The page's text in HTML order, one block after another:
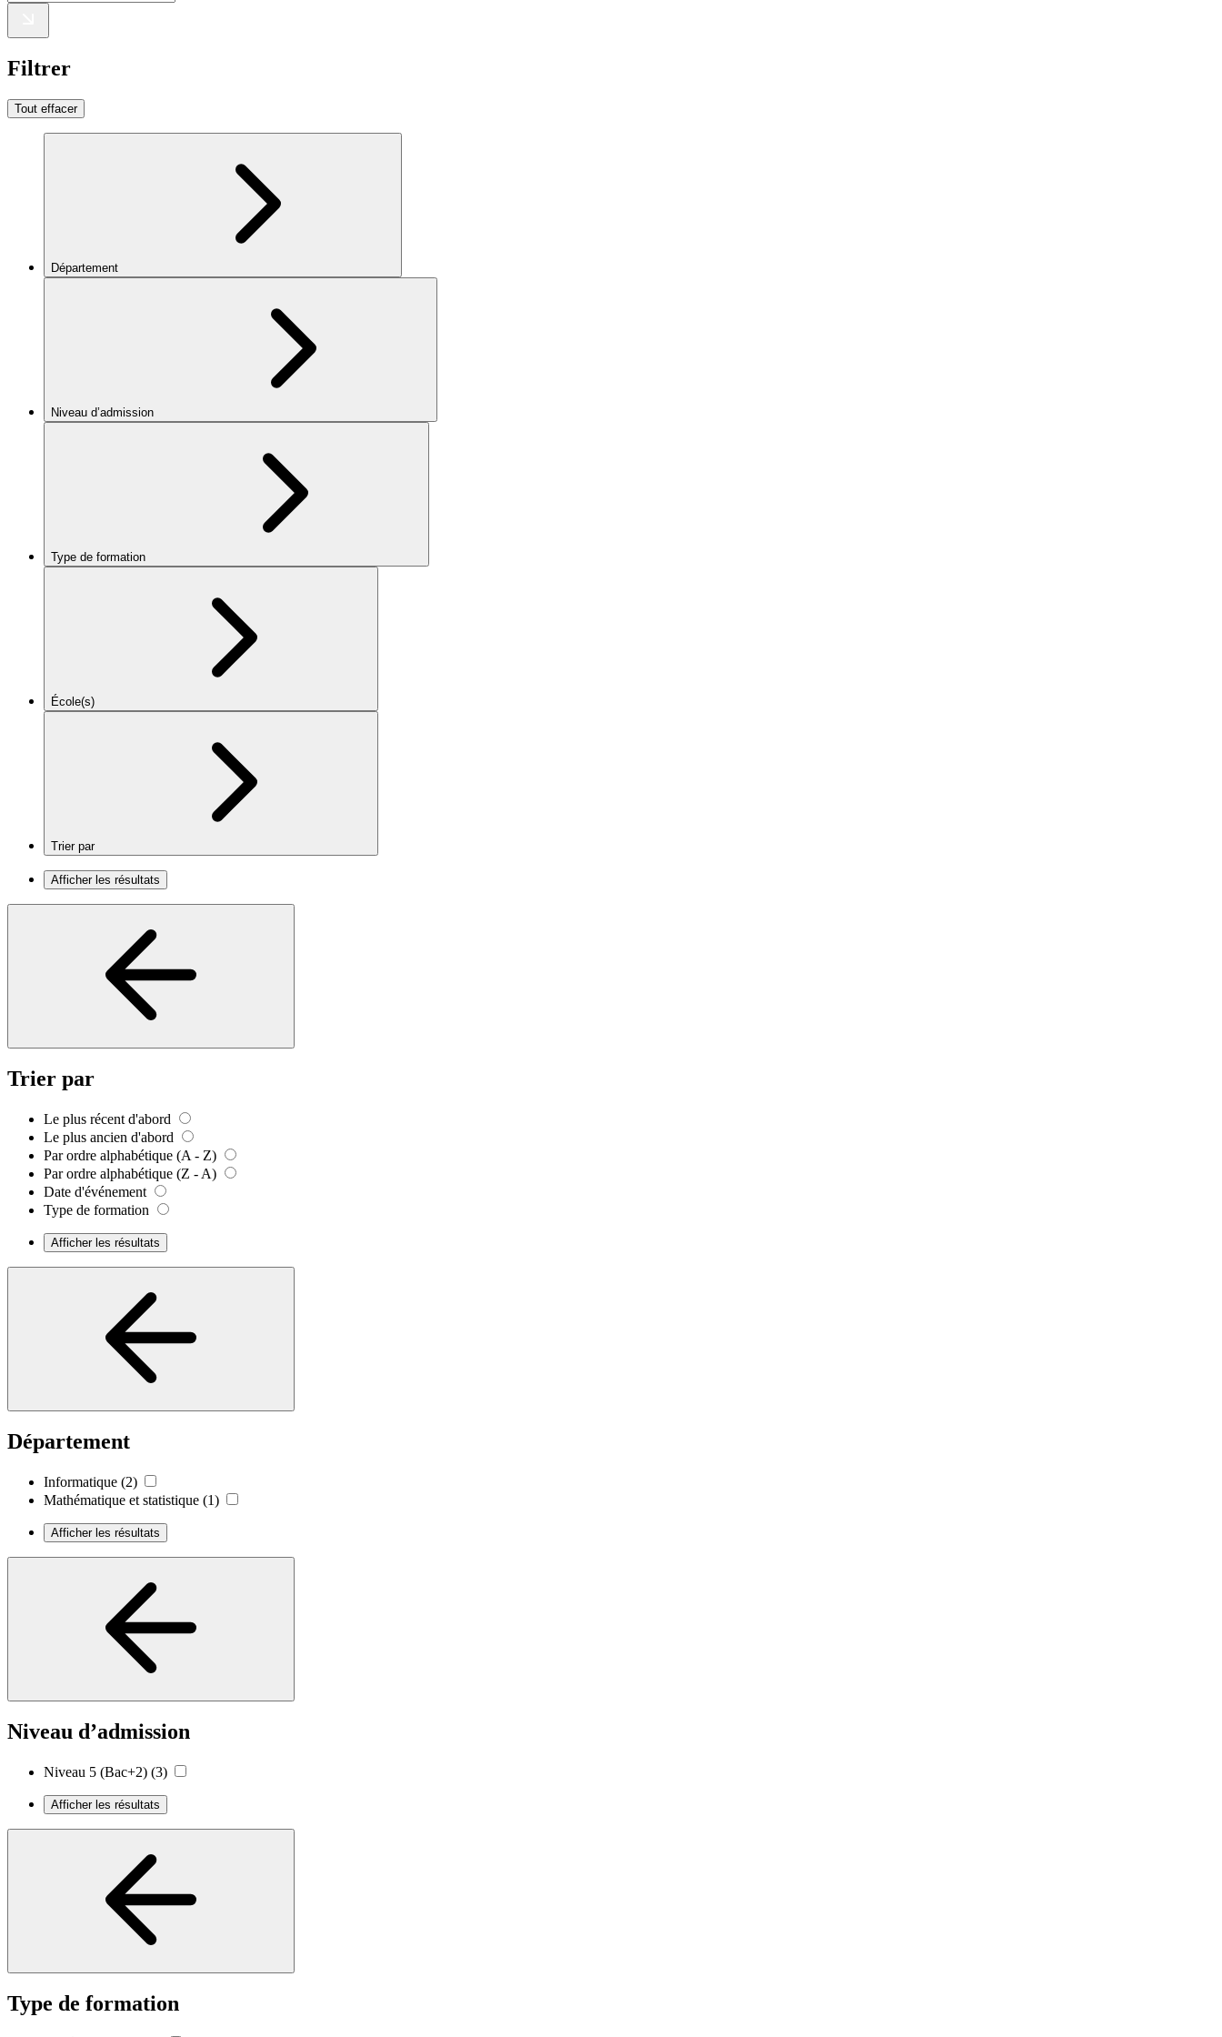
Filtrer
Tout effacer
Département
Niveau d’admission
Type de formation
École(s)
Trier par
Afficher les résultats
Trier par
Le plus récent d'abord
Le plus ancien d'abord
Par ordre alphabétique (A - Z)
Par ordre alphabétique (Z - A)
Date d'événement
Type de formation
Afficher les résultats
Département
Informatique (2)
Mathématique et statistique (1)
Afficher les résultats
Niveau d’admission
Niveau 5 (Bac+2) (3)
Afficher les résultats
Type de formation